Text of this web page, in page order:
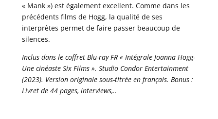
« Mank ») est également excellent. Comme dans les
précédents films de Hogg, la qualité de ses
interprètes permet de faire passer beaucoup de
silences.
Inclus dans le coffret Blu-ray FR « Intégrale Joanna Hogg-
Une cinéaste Six Films ». Studio Condor Entertainment
(2023). Version originale sous-titrée en français. Bonus :
Livret de 44 pages, interviews,..